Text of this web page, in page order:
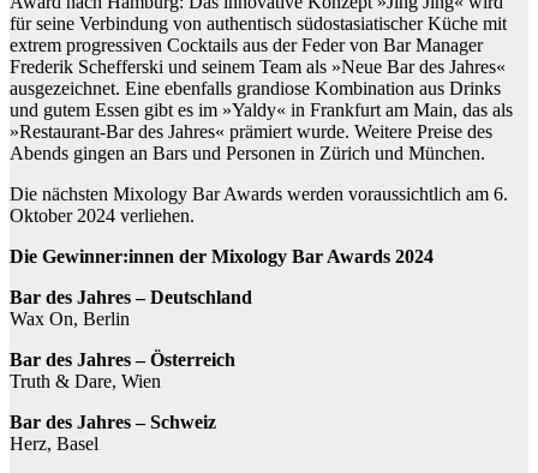
für seine Verbindung von authentisch südostasiatischer Küche mit
extrem progressiven Cocktails aus der Feder von Bar Manager
Frederik Schefferski und seinem Team als »Neue Bar des Jahres«
ausgezeichnet. Eine ebenfalls grandiose Kombination aus Drinks
und gutem Essen gibt es im »Yaldy« in Frankfurt am Main, das als
»Restaurant-Bar des Jahres« prämiert wurde. Weitere Preise des
Abends gingen an Bars und Personen in Zürich und München.
Die nächsten Mixology Bar Awards werden voraussichtlich am 6.
Oktober 2024 verliehen.
Die Gewinner:innen der Mixology Bar Awards 2024
Bar des Jahres – Deutschland
Wax On, Berlin
Bar des Jahres – Österreich
Truth & Dare, Wien
Bar des Jahres – Schweiz
Herz, Basel